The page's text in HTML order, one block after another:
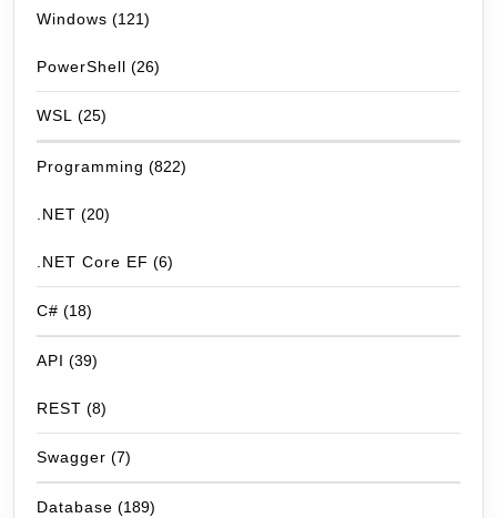
Windows (121)
PowerShell (26)
WSL (25)
Programming (822)
.NET (20)
.NET Core EF (6)
C# (18)
API (39)
REST (8)
Swagger (7)
Database (189)